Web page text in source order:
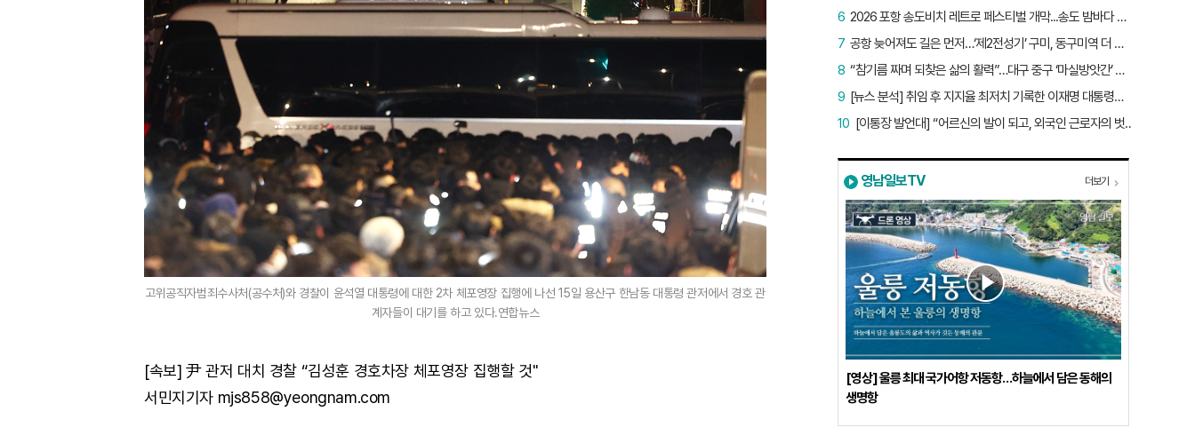
고위공직자범죄수사처(공수처)와 경찰이 윤석열 대통령에 대한 2차 체포영장 집행에 나선 15일 용산구 한남동 대통령 관저에서 경호 관
계자들이 대기를 하고 있다.연합뉴스
[속보] 尹 관저 대치 경찰 “김성훈 경호차장 체포영장 집행할 것"
서민지기자 mjs858@yeongnam.com
2026 포항 송도비치 레트로 페스티벌 개막...송도 밤바다 달군 레트로 열기
6
공항 늦어져도 길은 먼저…‘제2전성기’ 구미, 동구미역 더 절실
7
“참기름 짜며 되찾은 삶의 활력”…대구 중구 ‘마실방앗간’ 어르신들의 인생 2막
8
[뉴스 분석] 취임 후 지지율 최저치 기록한 이재명 대통령…왜?
9
[이통장 발언대] “어르신의 발이 되고, 외국인 근로자의 벗이 되고”…박상철 이장의 ‘사람 농사’
10
영남일보TV 더보기
[영상] 울릉 최대 국가어항 저동항…하늘에서 담은 동해의
생명항